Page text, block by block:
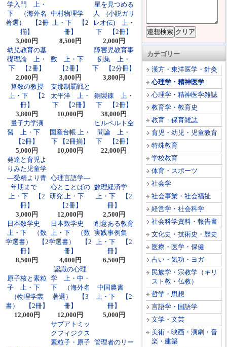
カテゴリー
漢方・東洋医学・針灸
心理学・精神医学
心理学・精神医学雑誌
教育学・教育史
教育・保育雑誌
育児・幼児・児童教育
特殊教育
学校教育
体育・スポーツ
社会学
社会事業・社会福祉
経営学・社会科学
社会科学資料・報告書
文化史・技術史・歴史
医療・医学・保健
占い・気功・ヨガ
民族学・宗教学（キリ
スト教・仏教）
哲学・思想
言語学・国語学
文学・文芸
美術・映画・演劇・音
楽・建築
学入門 上・
下 （海外名
著選） 【2冊
揃】
3,000円
中村物理学
上・下 【2
冊】
8,500円
星を見つめる
人 (小説ガリ
レオ伝) 上・
下 【2冊】
2,000円
幼児教育の基
礎理論 上・
下 【2冊】
2,000円
数 上・下
【2冊】
3,000円
障害児教育事
例集 上・
下 【2分冊】
3,800円
算数の教授
上・下 【2
冊】
3,800円
支那制覇戦と
太平洋 上・
下 【2冊】
10,000円
銅製錬 上・
下 【2冊】
38,000円
量子力学演
習 上・下
【2冊】
5,000円
国産台帳 上・
下 【2冊揃】
10,000円
ヒルベルト空
間論 上・
下 【2冊】
22,000円
発達と育児よ
りみた児童学
―受精より青
年期まで
上・下 【2
冊】
3,000円
心理言語学―
心とことばの
研究 上・下
【2冊】
12,000円
数理経済学
上・下 【2
冊】
2,500円
日本数学史
上・下 （数
学選書） 【2
冊】
8,500円
日本数学史
上・下 （数
学選書） 【2
冊】
4,000円
創意ある教育
実践事例集
上・下 【2
冊】
6,500円
原子核と素粒
子 上・下
（物理学叢
書） 【2冊】
12,000円
認識の心理
学 上・中・
下 （海外名
著選） 【3
冊】
12,000円
中国農書
上・下 【2
冊】
5,000円
サブアトミッ
クフィジクス
素粒子・原子 管理者のリー